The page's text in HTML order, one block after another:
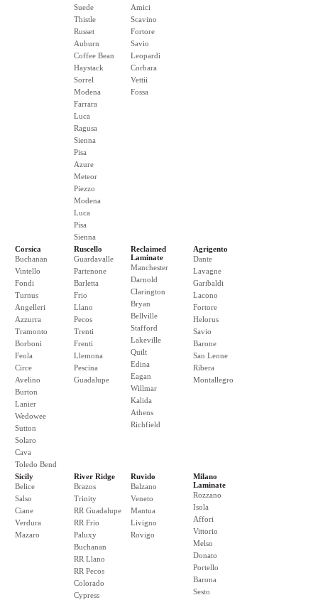
Suede
Thistle
Russet
Auburn
Coffee Bean
Haystack
Sorrel
Modena
Farrara
Luca
Ragusa
Sienna
Pisa
Azure
Meteor
Piezzo
Modena
Luca
Pisa
Sienna
Amici
Scavino
Fortore
Savio
Leopardi
Corbara
Vettii
Fossa
Corsica
Buchanan
Vintello
Fondi
Turnus
Angelleri
Azzurra
Tramonto
Borboni
Feola
Circe
Avelino
Burton
Lanier
Wedowee
Sutton
Solaro
Cava
Toledo Bend
Ruscello
Guardavalle
Partenone
Barletta
Frio
Llano
Pecos
Trenti
Frenti
Llemona
Pescina
Guadalupe
Reclaimed
Laminate
Manchester
Darnold
Clarington
Bryan
Bellville
Stafford
Lakeville
Quilt
Edina
Eagan
Willmar
Kalida
Athens
Richfield
Agrigento
Dante
Lavagne
Garibaldi
Lacono
Fortore
Helorus
Savio
Barone
San Leone
Ribera
Montallegro
Sicily
Belice
Salso
Ciane
Verdura
Mazaro
River Ridge
Brazos
Trinity
RR Guadalupe
RR Frio
Paluxy
Buchanan
RR Llano
RR Pecos
Colorado
Cypress
Ruvido
Balzano
Veneto
Mantua
Livigno
Rovigo
Milano
Laminate
Rozzano
Isola
Affori
Vittorio
Melso
Donato
Portello
Barona
Sesto